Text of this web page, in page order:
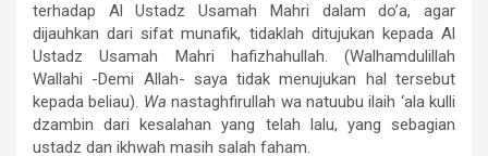
terhadap Al Ustadz Usamah Mahri dalam do’a, agar
dijauhkan dari sifat munafik, tidaklah ditujukan kepada Al
Ustadz Usamah Mahri hafizhahullah. (Walhamdulillah
Wallahi -Demi Allah- saya tidak menujukan hal tersebut
kepada beliau). Wanastaghfirullah wa natuubu ilaih ‘ala kulli
dzambin dari kesalahan yang telah lalu, yang sebagian
ustadz dan ikhwah masih salah faham.